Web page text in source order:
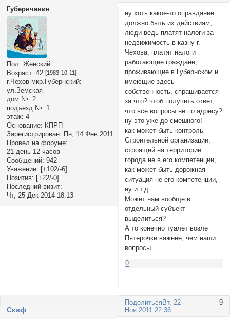
Губернчанин
Пол: Женский
Возраст: 42 [1983-10-11]
г.Чехов мкр.Губернский:
ул.Земская
дом №: 2
подъезд №: 1
этаж: 4
Основание: КПРП
Зарегистрирован: Пн, 14 Фев 2011
Провел на форуме:
21 день 12 часов
Сообщений: 942
Уважение: [+102/-6]
Позитив: [+22/-0]
Последний визит:
Чт, 25 Дек 2014 18:13
ну хоть какое-то оправдание
должно быть их действиям,
люди ведь платят налоги за
недвижимость в казну г.
Чехова, платят налоги
работающие граждане,
проживающие в Губернском и
имеющие здесь
собственность, спрашивается
за что? чтоб получить ответ,
что все вопросы не по адресу?
ну это уже до смешного!
как может быть контроль
Строительной организации,
строящей на территории
города не в его компетенции,
как может быть дорожная
ситуация не его компетенции,
ну и т.д.
Может нам вообще в
отдельный субъект
выделиться?
А то конечно туалет возле
Пятерочки важнее, чем наши
вопросы...
0
Поделиться 9
Вт, 22
Ноя 2011 22:36
Cкиф